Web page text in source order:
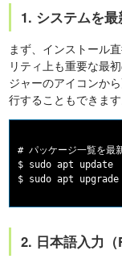
1. システムを
まず、インストール
リティ上も重要な最
ジャーのアイコンか
行することもできます
# パッケージ一覧を最
$ sudo apt update
2. 日本語入力